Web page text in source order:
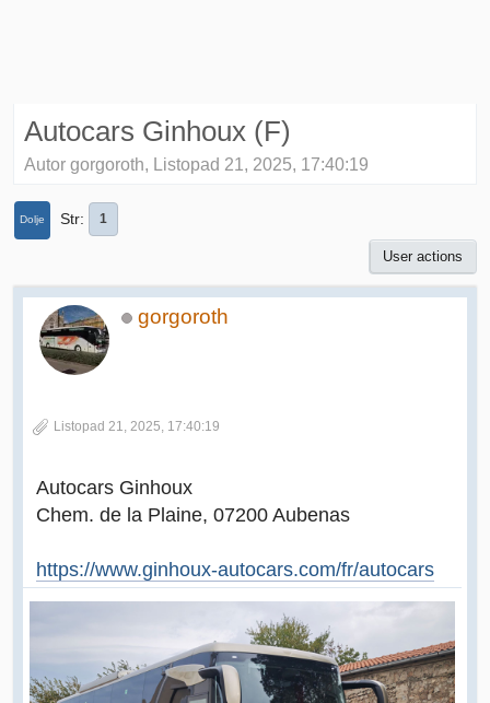
Autocars Ginhoux (F)
Autor gorgoroth, Listopad 21, 2025, 17:40:19
Dolje Str 1
User actions
gorgoroth
Listopad 21, 2025, 17:40:19
Autocars Ginhoux
Chem. de la Plaine, 07200 Aubenas
https://www.ginhoux-autocars.com/fr/autocars